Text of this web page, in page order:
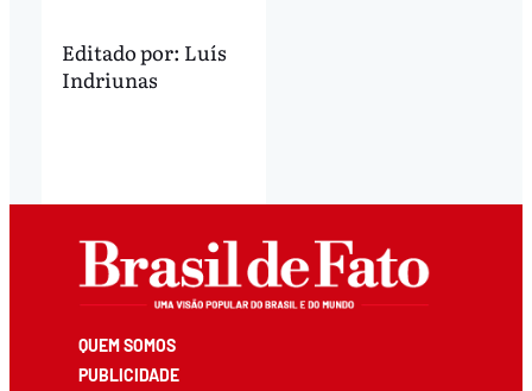
Editado por: Luís
Indriunas
QUEM SOMOS
PUBLICIDADE